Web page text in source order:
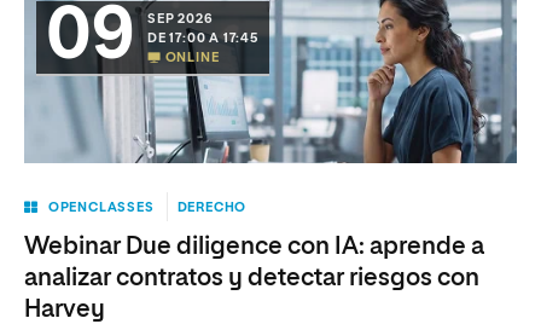
09
SEP 2026
DE 17:00 A 17:45
ONLINE
OPENCLASSES DERECHO
Webinar Due diligence con IA: aprende a
analizar contratos y detectar riesgos con
Harvey